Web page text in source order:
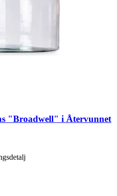
"Broadwell" i Återvunnet